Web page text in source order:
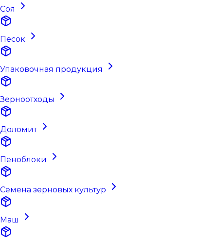
Соя
Песок
Упаковочная продукция
Зерноотходы
Доломит
Пеноблоки
Семена зерновых культур
Маш